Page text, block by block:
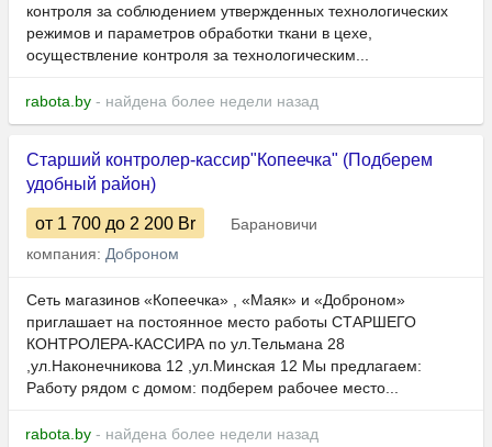
контроля за соблюдением утвержденных технологических
режимов и параметров обработки ткани в цехе,
осуществление контроля за технологическим...
rabota.by - найдена более недели назад
Старший контролер-кассир"Копеечка" (Подберем
удобный район)
от 1 700 до 2 200 Br
Барановичи
компания: Доброном
Сеть магазинов «Копеечка» , «Маяк» и «Доброном»
приглашает на постоянное место работы СТАРШЕГО
КОНТРОЛЕРА-КАССИРА по ул.Тельмана 28
,ул.Наконечникова 12 ,ул.Минская 12 Мы предлагаем:
Работу рядом с домом: подберем рабочее место...
rabota.by - найдена более недели назад